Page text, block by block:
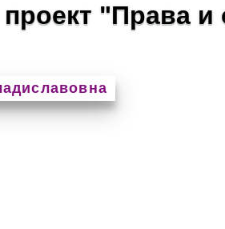
"Права и